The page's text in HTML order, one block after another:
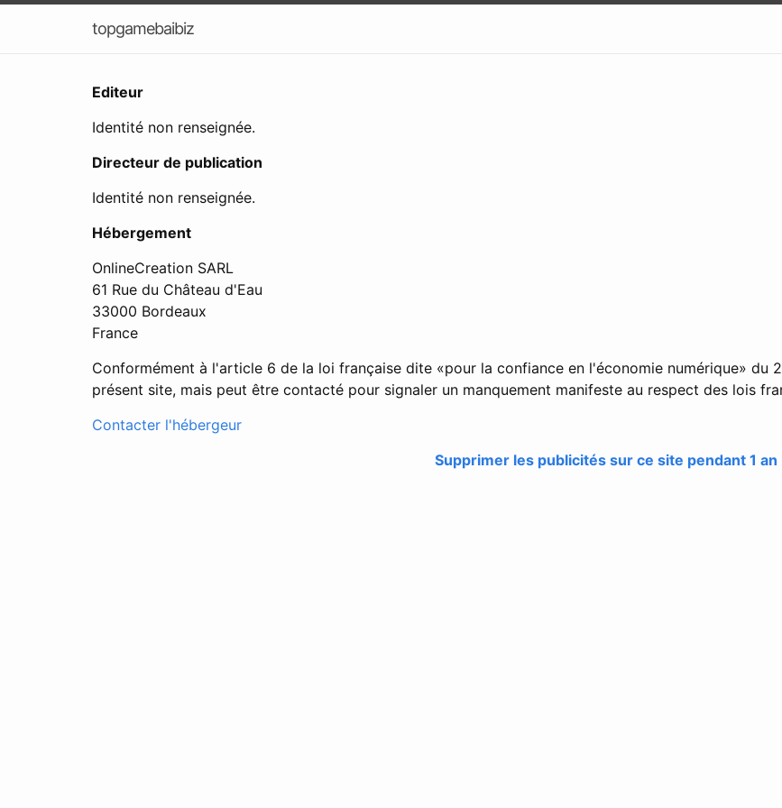
topgamebaibiz
Editeur
Identité non renseignée.
Directeur de publication
Identité non renseignée.
Hébergement
OnlineCreation SARL
61 Rue du Château d'Eau
33000 Bordeaux
France
Conformément à l'article 6 de la loi française dite «pour la confiance en l'économie numérique» du
présent site, mais peut être contacté pour signaler un manquement manifeste au respect des lois
Contacter l'hébergeur
Supprimer les publicités sur ce site pendant 1 an